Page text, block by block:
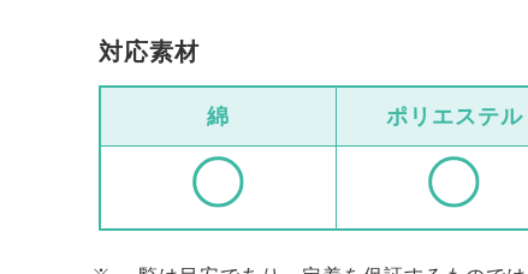
対応素材
綿 ポリエステル